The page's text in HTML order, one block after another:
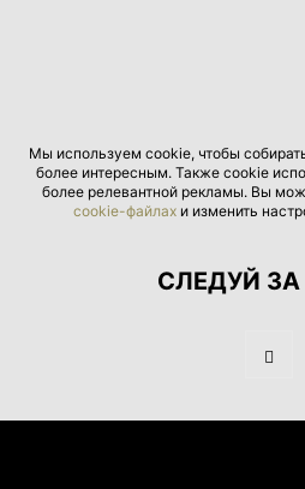
Мы используем cookie, чтобы собирать
более интересным. Также cookie
более релевантной рекламы. Вы
cookie-файлах и изменить
СЛЕДУЙ